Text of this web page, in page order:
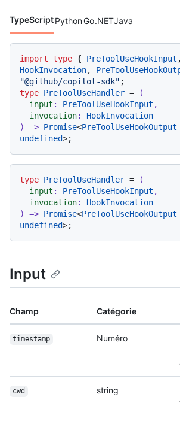
Langages de code
TypeScriptPythonGo.NETJava
import type { PreToolUseHookInput
HookInvocation,
"@github/copilot-sdk"
type PreToolUseHandler =
(
input : PreToolUseHookInput ,
invocation: HookInvocation
) => Promise<PreToolUseHookOutput
undefined
type PreToolUseHandler =
(
input : PreToolUseHookInput ,
invocation: HookInvocation
) => Promise<PreToolUseHookOutput
undefined
Input
Champ Catégorie
timestamp Numéro
cwd string